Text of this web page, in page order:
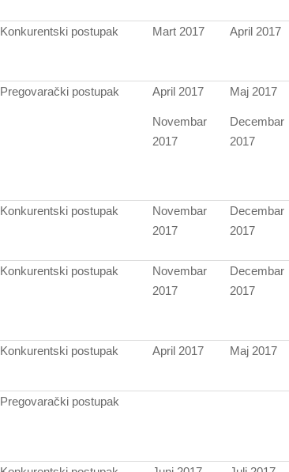
Konkurentski postupak Mart 2017 April 2017
Pregovarački postupak April 2017
Novembar
2017
Maj 2017
Decembar
2017
Konkurentski postupak
Novembar
2017
Decembar
2017
Konkurentski postupak
Novembar
2017
Decembar
2017
Konkurentski postupak April 2017 Maj 2017
Pregovarački postupak